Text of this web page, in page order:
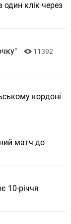
клік через
11392
кордоні
матч до
10-річчя